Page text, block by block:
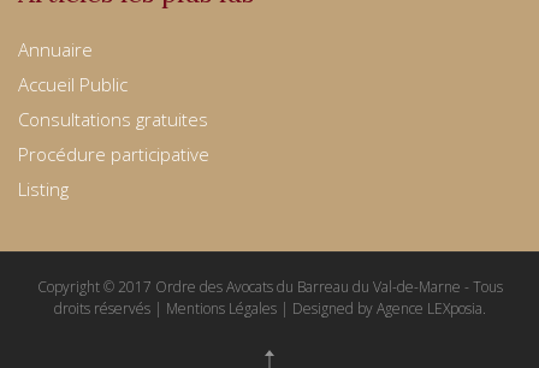
Annuaire
Accueil Public
Consultations gratuites
Procédure participative
Listing
Copyright © 2017 Ordre des Avocats du Barreau du Val-de-Marne - Tous
droits réservés | Mentions Légales | Designed by Agence LEXposia.